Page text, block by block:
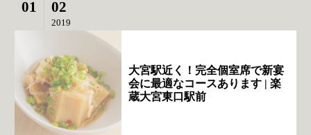
01 02
2019
大宮駅近く！完全個室席で新宴
会に最適なコースあります | 楽
蔵大宮東口駅前